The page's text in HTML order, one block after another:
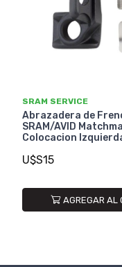
SRAM SERVICE
Abrazadera de
SRAM/AVID
Colocacion
U$S15
AGREGAR AL